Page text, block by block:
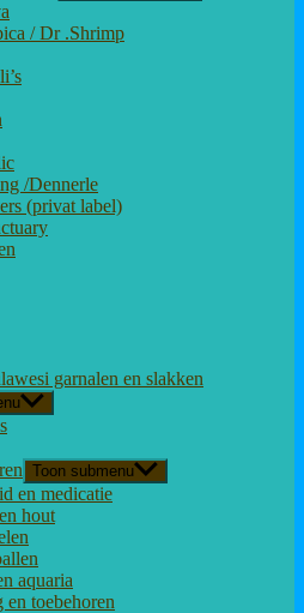
/ Dr .Shrimp
/Dennerle
(privat label)
garnalen en slakken
Toon submenu
en medicatie
hout
aquaria
toebehoren